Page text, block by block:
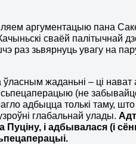
аргументацыю пана
сваёй
раз зьвярнуць увагу на
ўласным жаданьні – ці
(не
адбыцца толькі таму,
глабальнай улады.
Пуціну, і адбывалася (і